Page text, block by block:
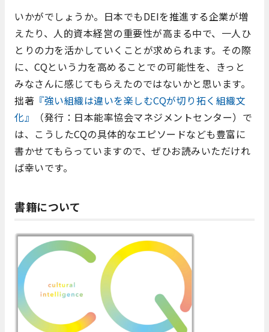
いかがでしょうか。日本でもDEIを推進する企業が増
えたり、人的資本経営の重要性が高まる中で、一人ひ
とりの力を活かしていくことが求められます。その際
に、CQという力を高めることでの可能性を、きっと
みなさんに感じてもらえたのではないかと思います。
拙著 『強い組織は違いを楽しむCQが切り拓く組織文
化』
（発行：日本能率協会マネジメントセンター）で
は、こうしたCQの具体的なエピソードなども豊富に
書かせてもらっていますので、ぜひお読みいただけれ
ば幸いです。
書籍について